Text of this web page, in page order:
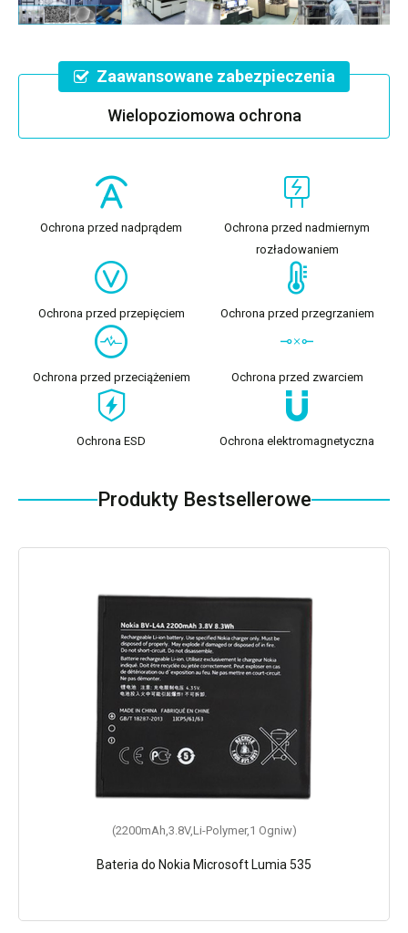
Zaawansowane zabezpieczenia
Wielopoziomowa ochrona
Ochrona przed nadprądem
Ochrona przed nadmiernym
rozładowaniem
Ochrona przed przepięciem Ochrona przed przegrzaniem
Ochrona przed przeciążeniem Ochrona przed zwarciem
Ochrona ESD Ochrona elektromagnetyczna
Produkty Bestsellerowe
(2200mAh,3.8V,Li-Polymer,1 Ogniw)
Bateria do Nokia Microsoft Lumia 535
(2200mAh,3.8V,Li-Polymer,1 Ogniw)
Bateria do Nokia BL-L4A